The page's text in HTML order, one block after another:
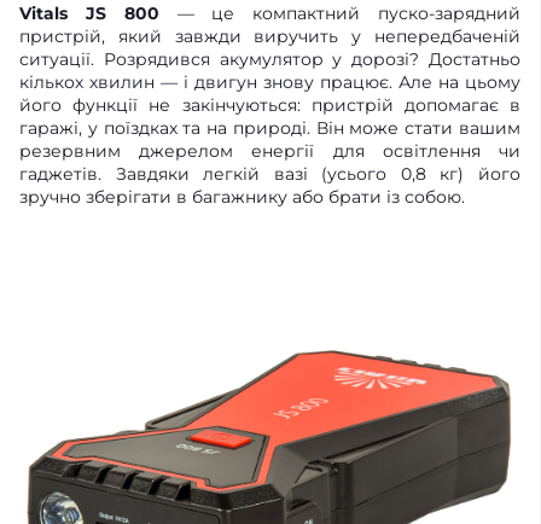
Vitals JS 800 — це компактний пуско-зарядний
пристрій, який завжди виручить у непередбаченій
ситуації. Розрядився акумулятор у дорозі? Достатньо
кількох хвилин — і двигун знову працює. Але на цьому
його функції не закінчуються: пристрій допомагає в
гаражі, у поїздках та на природі. Він може стати вашим
резервним джерелом енергії для освітлення чи
гаджетів. Завдяки легкій вазі (усього 0,8 кг) його
зручно зберігати в багажнику або брати із собою.